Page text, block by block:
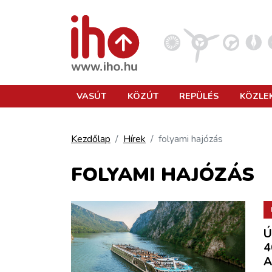
REPÜLÉS
KÖZLEKEDÉSFEJLESZTÉS
ELLÁTÁSI LÁNC
VASÚT KÖZÚT REPÜLÉS
Kezdőlap Hírek folyami hajózás
FOLYAMI HAJÓZÁS